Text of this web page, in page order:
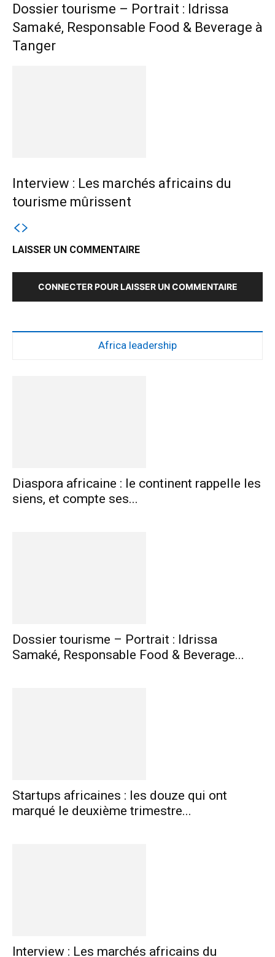
Dossier tourisme – Portrait : Idrissa
Samaké, Responsable Food & Beverage à
Tanger
Interview : Les marchés africains du
tourisme mûrissent
LAISSER UN COMMENTAIRE
CONNECTER POUR LAISSER UN COMMENTAIRE
Africa leadership
Diaspora africaine : le continent rappelle les
siens, et compte ses...
Dossier tourisme – Portrait : Idrissa
Samaké, Responsable Food & Beverage...
Startups africaines : les douze qui ont
marqué le deuxième trimestre...
Interview : Les marchés africains du